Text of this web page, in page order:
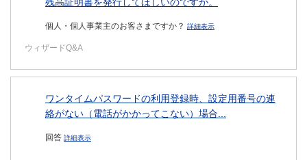
個人・個人事業主のお客さまですか？ 詳細表示
ウィザードQ&A
ワンタイムパスワードの利用登録時、設定用番号の連
絡がない（電話がかかってこない）場合...
回答 詳細表示